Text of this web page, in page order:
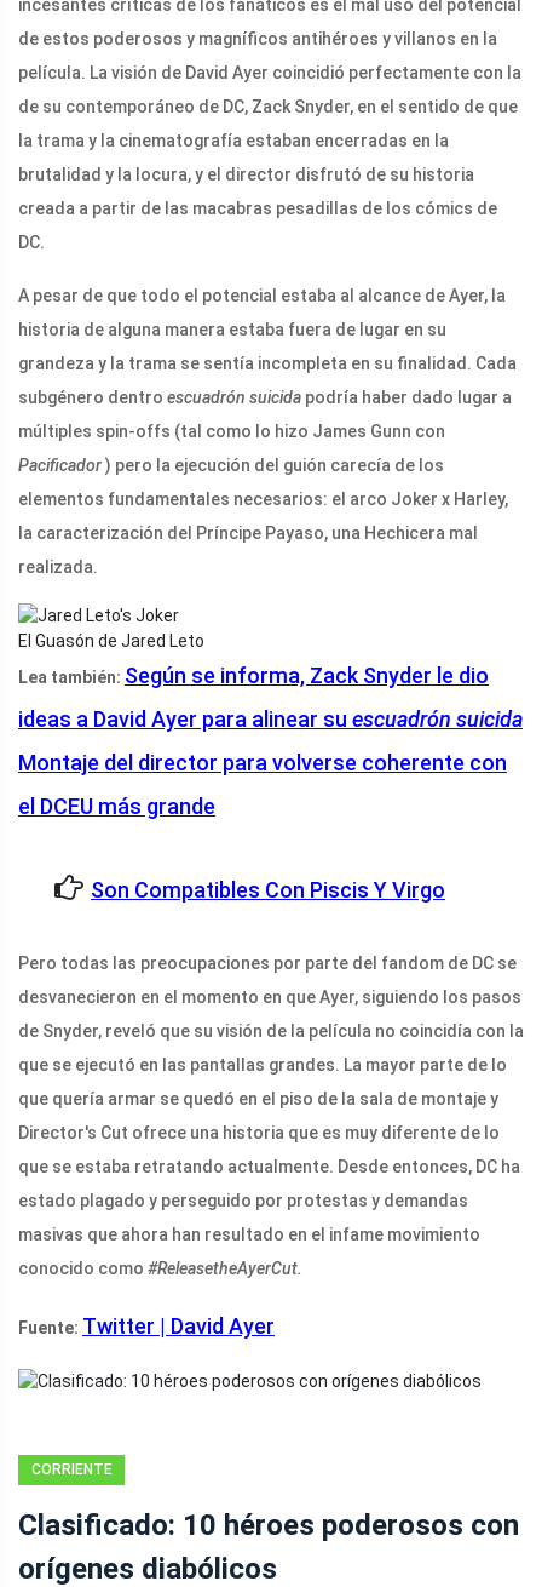
incesantes críticas de los fanáticos es el mal uso del potencial
de estos poderosos y magníficos antihéroes y villanos en la
película. La visión de David Ayer coincidió perfectamente con la
de su contemporáneo de DC, Zack Snyder, en el sentido de que
la trama y la cinematografía estaban encerradas en la
brutalidad y la locura, y el director disfrutó de su historia
creada a partir de las macabras pesadillas de los cómics de
DC.
A pesar de que todo el potencial estaba al alcance de Ayer, la
historia de alguna manera estaba fuera de lugar en su
grandeza y la trama se sentía incompleta en su finalidad. Cada
subgénero dentro escuadrón suicida podría haber dado lugar a
múltiples spin-offs (tal como lo hizo James Gunn con
Pacificador) pero la ejecución del guión carecía de los
elementos fundamentales necesarios: el arco Joker x Harley,
la caracterización del Príncipe Payaso, una Hechicera mal
realizada.
El Guasón de Jared Leto
Lea también: Según se informa, Zack Snyder le dio
ideas a David Ayer para alinear su escuadrón suicida
Montaje del director para volverse coherente con
el DCEU más grande
Son Compatibles Con Piscis Y Virgo
Pero todas las preocupaciones por parte del fandom de DC se
desvanecieron en el momento en que Ayer, siguiendo los pasos
de Snyder, reveló que su visión de la película no coincidía con la
que se ejecutó en las pantallas grandes. La mayor parte de lo
que quería armar se quedó en el piso de la sala de montaje y
Director's Cut ofrece una historia que es muy diferente de lo
que se estaba retratando actualmente. Desde entonces, DC ha
estado plagado y perseguido por protestas y demandas
masivas que ahora han resultado en el infame movimiento
conocido como #ReleasetheAyerCut.
Fuente: Twitter | David Ayer
CORRIENTE
Clasificado: 10 héroes poderosos con
orígenes diabólicos